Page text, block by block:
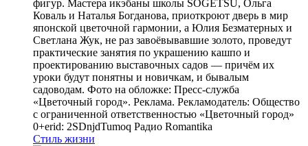
фигур. Мастера икэбаны школы SOGETSU, Ольга
Коваль и Наталья Богданова, приоткроют дверь в мир
японской цветочной гармонии, а Юлия Безматерных и
Светлана Жук, не раз завоёвывавшие золото, проведут
практические занятия по украшению кашпо и
проектированию выставочных садов — причём их
уроки будут понятны и новичкам, и бывалым
садоводам. Фото на обложке: Пресс-служба
«Цветочный город». Реклама. Рекламодатель: Общество
с ограниченной ответственностью «Цветочный город»
0+erid: 2SDnjdTumoq Радио Romantika
Стиль жизни